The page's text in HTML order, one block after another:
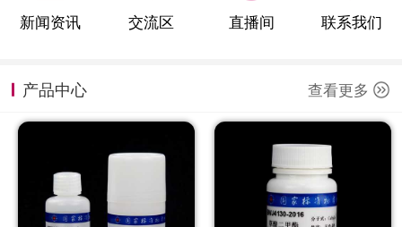
新闻资讯 交流区 直播间 联系我们
产品中心 查看更多
定制仪器
新闻资讯
公司主页